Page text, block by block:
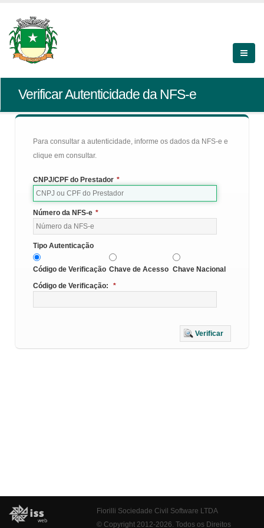
Verificar Autenticidade da NFS-e
Para consultar a autenticidade, informe os dados da NFS-e e
clique em consultar.
CNPJ/CPF do Prestador *
Número da NFS-e *
Tipo Autenticação
Código de Verificação Chave de Acesso Chave Nacional
Código de Verificação:
*
Verificar
Fiorilli Sociedade Civil Software LTDA
© Copyright 2012-2026. Todos os Direitos